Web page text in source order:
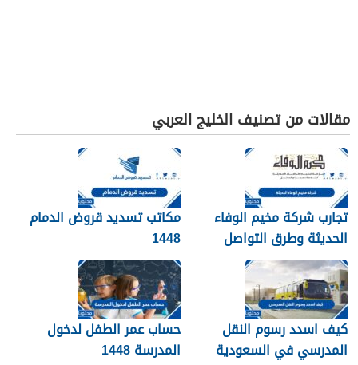
مقالات من تصنيف الخليج العربي
تجارب شركة مخيم الوفاء
الحديثة وطرق التواصل
معهم 1448
مكاتب تسديد قروض الدمام
1448
كيف اسدد رسوم النقل
المدرسي في السعودية
حساب عمر الطفل لدخول
المدرسة 1448